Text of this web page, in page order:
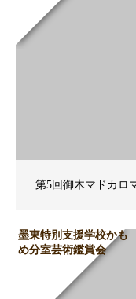
第5回御木マドカロ
墨東特別支援学校かも
め分室芸術鑑賞会